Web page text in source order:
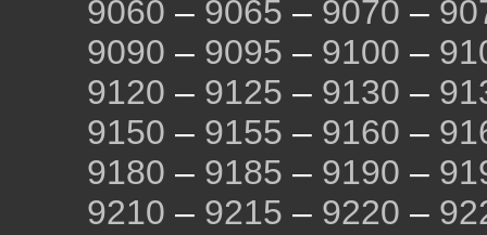
9060 – 9065 – 9070 –
9090 – 9095 – 9100 –
9120 – 9125 – 9130 –
9150 – 9155 – 9160 –
9180 – 9185 – 9190 –
9210 – 9215 – 9220 –